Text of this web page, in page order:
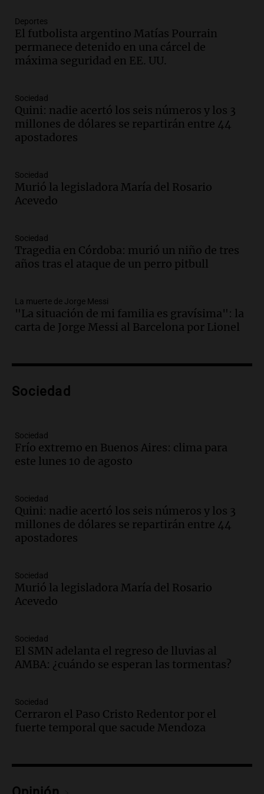
Audio.
recuerdo del paso de Juan Pablo II: "Te
traspasaba con la mirada"
Amamos los Domingos
Audio.
un imperdible cordobés para los
amantes de la astronomía
Amamos los Domingos
la historia del club de Irlanda
revolucionado por hinchas argentinos
Amamos los Domingos
Audio.
argentino regresa al país tras conflicto
con Brasil
Audio.Bomberos asisten a senderista
con fractura de tobillo en refugio Doña
Rosa
Episodios
investigación internacional sobre asma
Episodios
Audio.Suspenden descuento en SUBE y
aumentan tarifas del SUBTE en Buenos
Episodios
Audio.Kicillof critica la desregulación
financiera y el aumento de la morosidad
Episodios
Audio.La UNT evalúa apelación ante la
Corte Suprema tras fallo que aparta a
Episodios
Audio.El cardenal Ángel Rossi advirtió
Santa Misa
Episodios
Audio.La Bulaya se prepara para el cierre
participación de miles de visitantes
Episodios
Deportes
El futbolista argentino Matías Pourrain
permanece detenido en una cárcel de
máxima seguridad en EE. UU.
Sociedad
Quini: nadie acertó los seis números y los 3
millones de dólares se repartirán entre 44
apostadores
Sociedad
Murió la legisladora María del Rosario
Acevedo
Sociedad
Tragedia en Córdoba: murió un niño de tres
años tras el ataque de un perro pitbull
La muerte de Jorge Messi
"La situación de mi familia es gravísima": la
carta de Jorge Messi al Barcelona por Lionel
Sociedad
Sociedad
Frío extremo en Buenos Aires: clima para
este lunes 10 de agosto
Sociedad
Quini: nadie acertó los seis números y los 3
millones de dólares se repartirán entre 44
apostadores
Sociedad
Murió la legisladora María del Rosario
Acevedo
Sociedad
El SMN adelanta el regreso de lluvias al
AMBA: ¿cuándo se esperan las tormentas?
Sociedad
Cerraron el Paso Cristo Redentor por el
fuerte temporal que sacude Mendoza